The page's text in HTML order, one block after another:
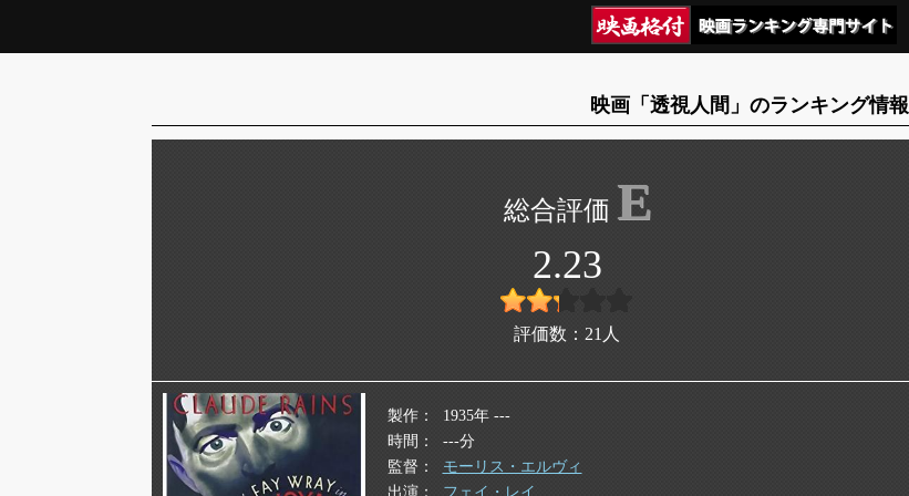
映画「透視人間」のランキング情報
E
2.23
評価数： 21 人
製作
1935年 ---
時間
---分
監督
モーリス・エルヴィ
出演
フェイ・レイ